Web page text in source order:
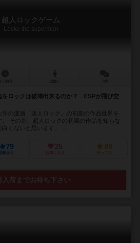
超人ロックゲーム
Locke the superman
をロックは破壊出来るのか？ ESPが飛び交
作の漫画「超人ロック」の初期の作品世界を
その為、超人ロックの初期の作品を知らな
くないと思います。 ...
79
験あり
25
お気に入り
89
持ってる
入荷までお待ち下さい